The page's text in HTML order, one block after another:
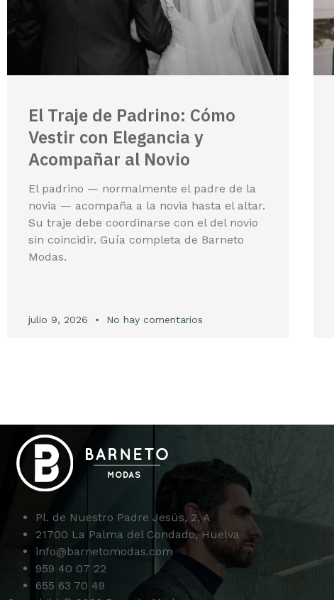
El Traje de Padrino: Cómo
Vestir con Elegancia y
Acompañar al Novio
El padrino — normalmente el padre de la
novia — acompaña a la novia hasta el altar.
Su traje debe coordinarse con el del novio
sin coincidir. Guía completa de Barneto
Modas.
julio 9, 2026 No hay comentarios
Pl. de Nuestro Padre Jesús, 2, A
21700 La Palma del Condado, Huelva
info@barnetomodas.com
959 40 07 22
655 63 70 49